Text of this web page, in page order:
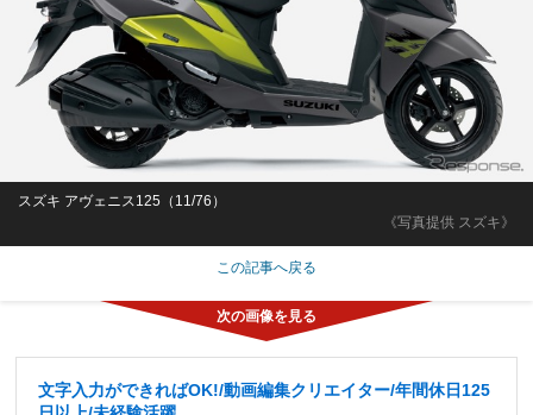
《写真提供 スズキ》
スズキ アヴェニス125（11/76）
この記事へ戻る
文字入力ができればOK!/動画編集クリエイター/年間休日125